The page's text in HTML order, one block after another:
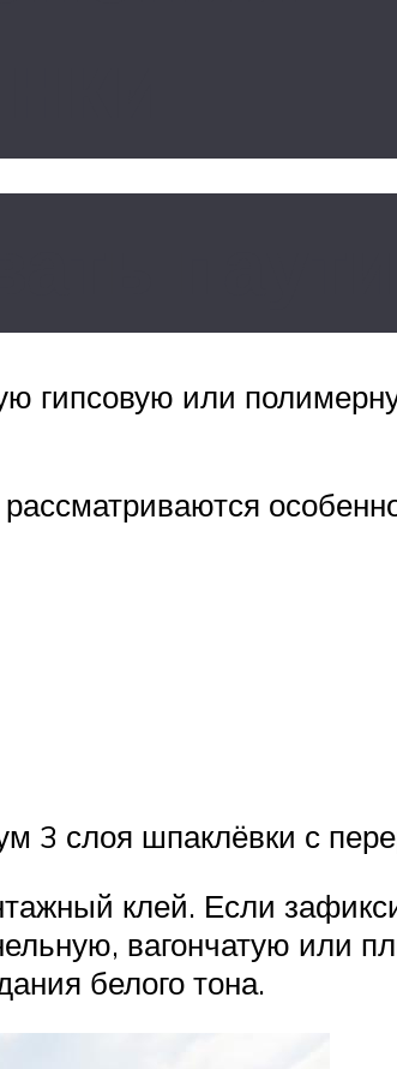
гипсовую или
3 слоя шпаклёвки с
клей. Если
вагончатую или
белого тона.